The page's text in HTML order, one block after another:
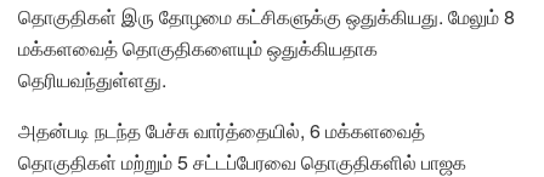
தொகுதிகள் இரு தோழமை கட்சிகளுக்கு ஒதுக்கியது. மேலும் 8
மக்களவைத் தொகுதிகளையும் ஒதுக்கியதாக
தெரியவந்துள்ளது.
அதன்படி நடந்த பேச்சு வார்த்தையில், 6 மக்களவைத்
தொகுதிகள் மற்றும் 5 சட்டப்பேரவை தொகுதிகளில் பாஜக